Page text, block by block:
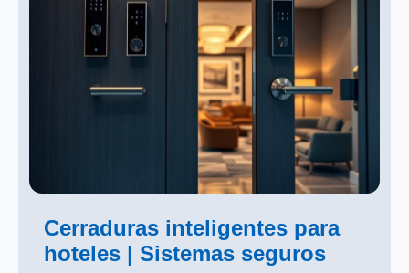
Cerraduras inteligentes para
hoteles | Sistemas seguros